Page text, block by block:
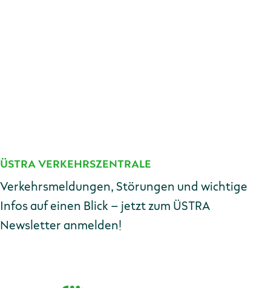
Kontakt
ÜSTRA VERKEHRSZENTRALE
Verkehrsmeldungen, Störungen und wichtige
Infos auf einen Blick – jetzt zum ÜSTRA
Newsletter anmelden!